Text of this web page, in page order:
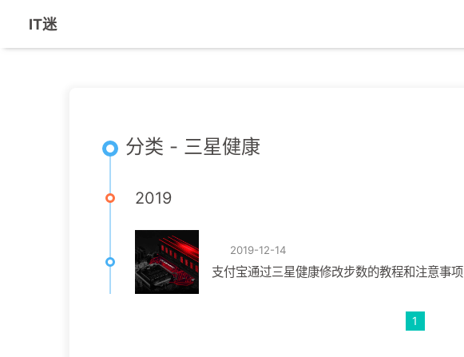
IT迷
分类 - 三星健康
2019
2019-12-14
支付宝通过三星健康修改步数的教程和注意事项
1